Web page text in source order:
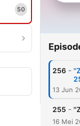
50
256 -
13 Jun
255 -
16 Mei